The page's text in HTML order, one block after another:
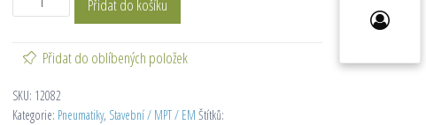
Přidat do košíku
Přidat do oblíbených položek
SKU: 12082
Kategorie: Pneumatiky, Stavební / MPT / EM Štítků: